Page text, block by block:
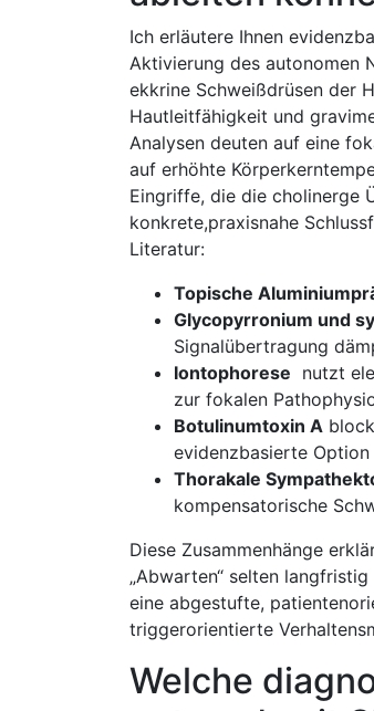
Ich erläutere Ihnen⁤
Aktivierung des autonomen
ekkrine​ Schweißdrüsen der
Hautleitfähigkeit⁤ und
Analysen deuten auf eine
auf ⁣erhöhte
Eingriffe, die die cholinerge
⁣konkrete,praxisnahe
Literatur:
Topische
Glycopyrronium ​und
Signalübertragung
Iontophorese
nutzt
zur​ fokalen
Botulinumtoxin⁣ A
evidenzbasierte
Thorakale‍
kompensatorische
Diese Zusammenhänge
„Abwarten“ selten
eine abgestufte,
triggerorientierte‍
Welche